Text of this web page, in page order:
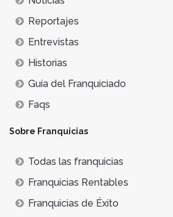
Reportajes
Entrevistas
Historias
Guía del Franquiciado
Faqs
Sobre Franquicias
Todas las franquicias
Franquicias Rentables
Franquicias de Éxito